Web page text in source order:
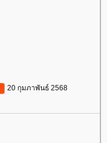
20 กุมภาพันธ์ 2568